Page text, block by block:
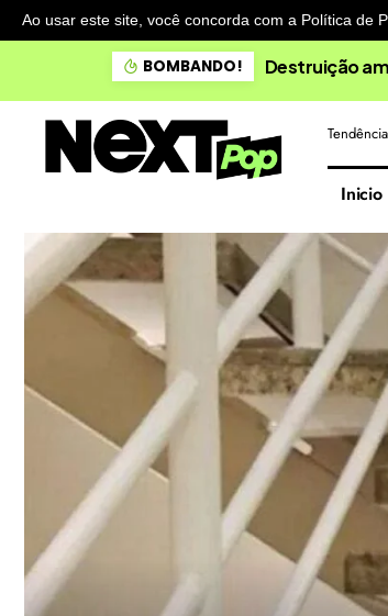
Ao usar este site, você concorda com a Política de
BOMBANDO! Destruição
Inicio